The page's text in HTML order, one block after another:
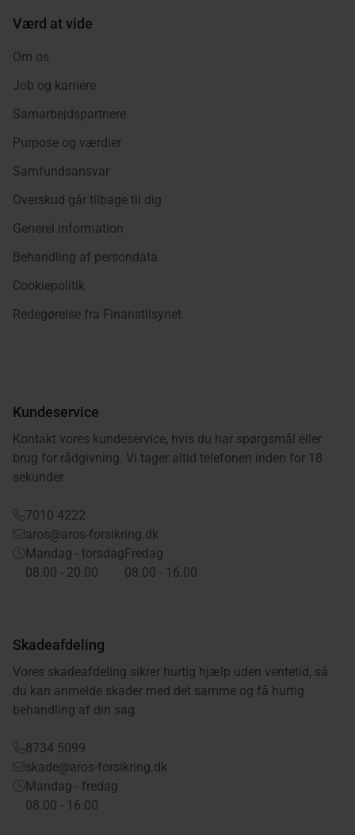
Værd at vide
Om os
Job og karriere
Samarbejdspartnere
Purpose og værdier
Samfundsansvar
Overskud går tilbage til dig
Generel information
Behandling af persondata
Cookiepolitik
Redegørelse fra Finanstilsynet
Kundeservice
Kontakt vores kundeservice, hvis du har spørgsmål eller
brug for rådgivning. Vi tager altid telefonen inden for 18
sekunder.
7010 4222
aros@aros-forsikring.dk
Mandag - torsdag
08.00 - 20.00
Fredag
08.00 - 16.00
Skadeafdeling
Vores skadeafdeling sikrer hurtig hjælp uden ventetid, så
du kan anmelde skader med det samme og få hurtig
behandling af din sag.
8734 5099
skade@aros-forsikring.dk
Mandag - fredag
08.00 - 16.00